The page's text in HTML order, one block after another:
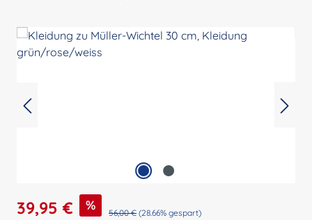
Verkaufspreis:
39,95 € % Regulärer Preis:
56,00 € (28.66% gespart)